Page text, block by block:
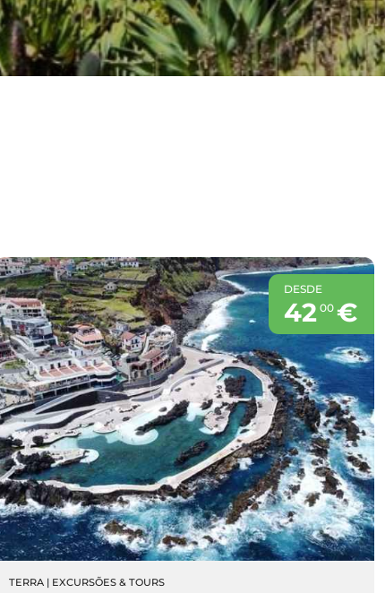
DESDE
42 00 €
TERRA | EXCURSÕES & TOURS